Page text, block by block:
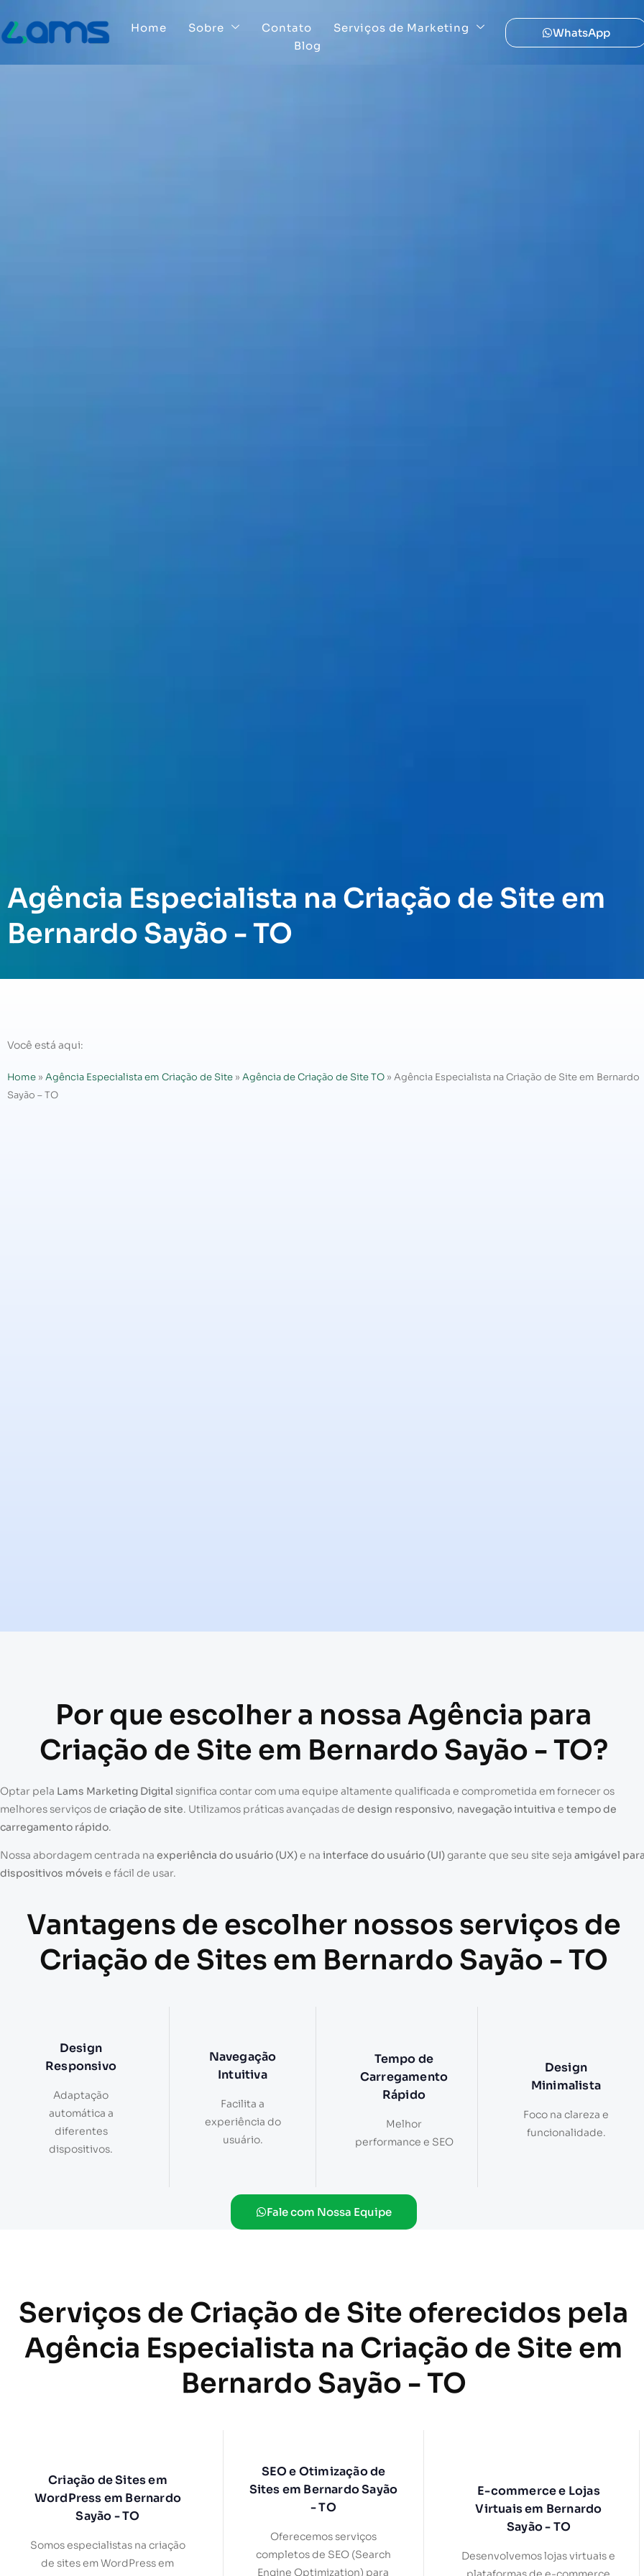
Home Sobre Contato
Serviços de Marketing
Blog
WhatsApp
Agência Especialista na Criação de Site em
Bernardo Sayão - TO
Você está aqui:
Home » Agência Especialista em Criação de Site » Agência de Criação de Site TO » Agência Especialista na Criação de Site em Bernardo
Sayão – TO
Por que escolher a nossa Agência para
Criação de Site em Bernardo Sayão - TO?
Optar pela Lams Marketing Digital significa contar com uma equipe altamente qualificada e comprometida em fornecer os
melhores serviços de criação de site. Utilizamos práticas avançadas de design responsivo, navegação intuitiva e tempo de
carregamento rápido.
Nossa abordagem centrada na experiência do usuário (UX)e na interface do usuário (UI)garante que seu site seja amigável
dispositivos móveis e fácil de usar.
Vantagens de escolher nossos serviços de
Criação de Sites em Bernardo Sayão - TO
Design
Responsivo
Adaptação
automática a
diferentes
dispositivos.
Navegação
Intuitiva
Facilita a
experiência do
usuário.
Tempo de
Carregamento
Rápido
Melhor
performance e SEO
Design
Minimalista
Foco na clareza e
funcionalidade.
Fale com Nossa Equipe
Serviços de Criação de Site oferecidos pela
Agência Especialista na Criação de Site em
Bernardo Sayão - TO
Criação de Sites em
WordPress em Bernardo
Sayão - TO
Somos especialistas na criação
de sites em WordPress em
SEO e Otimização de
Sites em Bernardo Sayão
- TO
Oferecemos serviços
completos de SEO (Search
Engine Optimization) para
E-commerce e Lojas
Virtuais em Bernardo
Sayão - TO
Desenvolvemos lojas virtuais e